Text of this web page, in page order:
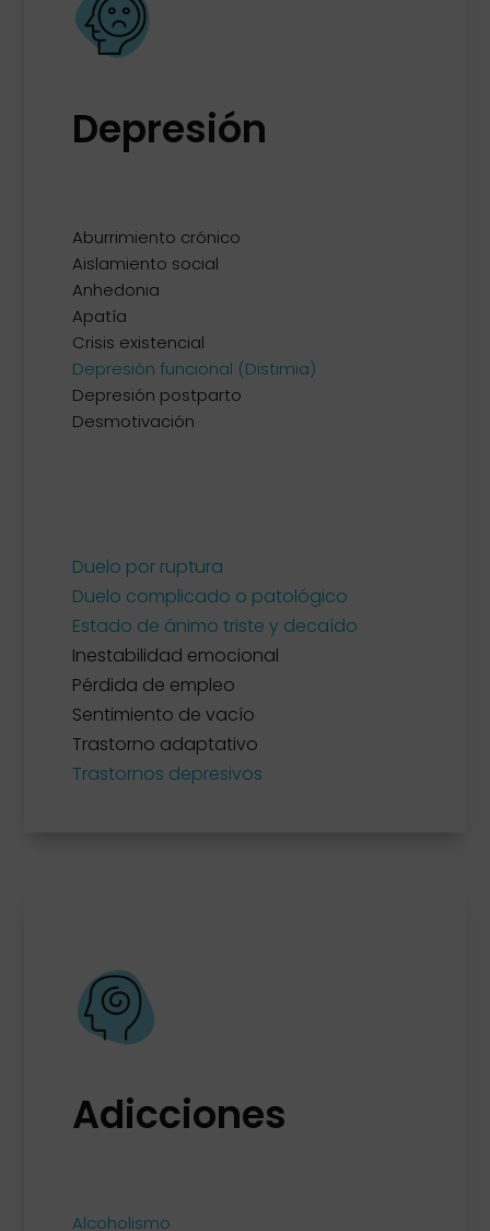
Depresión
Aburrimiento crónico
Aislamiento social
Anhedonia
Apatía
Crisis existencial
Depresión funcional (Distimia)
Depresión postparto
Desmotivación
Duelo por ruptura
Duelo complicado o patológico
Estado de ánimo triste y decaído
Inestabilidad emocional
Pérdida de empleo
Sentimiento de vacío
Trastorno adaptativo
Trastornos depresivos
Adicciones
Alcoholismo